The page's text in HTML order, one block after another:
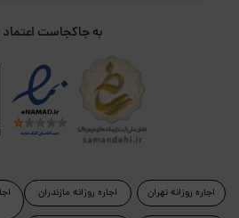
به جاکجاست اعتماد
اجاره روزانه تهران اجاره روزانه مازندران